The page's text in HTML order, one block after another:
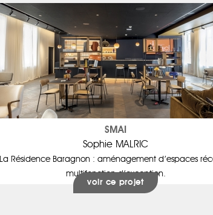
SMAI
Sophie MALRIC
La Résidence Baragnon : aménagement d’espaces
multifonction d’exception.
voir ce projet